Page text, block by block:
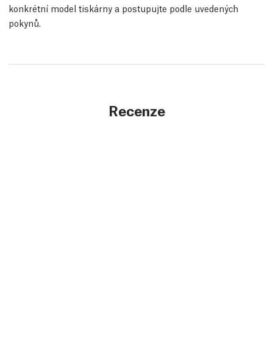
konkrétní model tiskárny a postupujte podle uvedených
pokynů.
Recenze